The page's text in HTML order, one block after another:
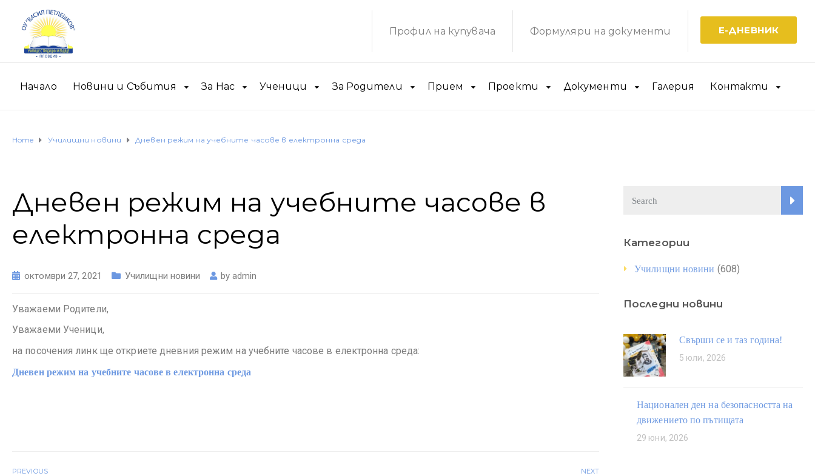
Профил на купувача Формуляри на документи Е-ДНЕВНИК
Начало Новини и Събития За Нас Ученици За Родители Прием Проекти Документи Галерия Контакти
Home Училищни новини Дневен режим на учебните часове в електронна среда
Дневен режим на учебните часове в
електронна среда
октомври 27, 2021 Училищни новини by admin
Уважаеми Родители,
Уважаеми Ученици,
на посочения линк ще откриете дневния режим на учебните часове в електронна среда:
Дневен режим на учебните часове в електронна среда
PREVIOUS NEXT
Категории
Училищни новини (608)
Последни новини
Свърши се и таз година!
5 юли, 2026
Национален ден на безопасността на
движението по пътищата
29 юни, 2026